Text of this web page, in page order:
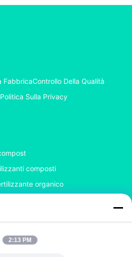
FabbricaControllo Della Qualità
Politica Sulla Privacy
composti
organico
di BB
del rullo
2:13 PM